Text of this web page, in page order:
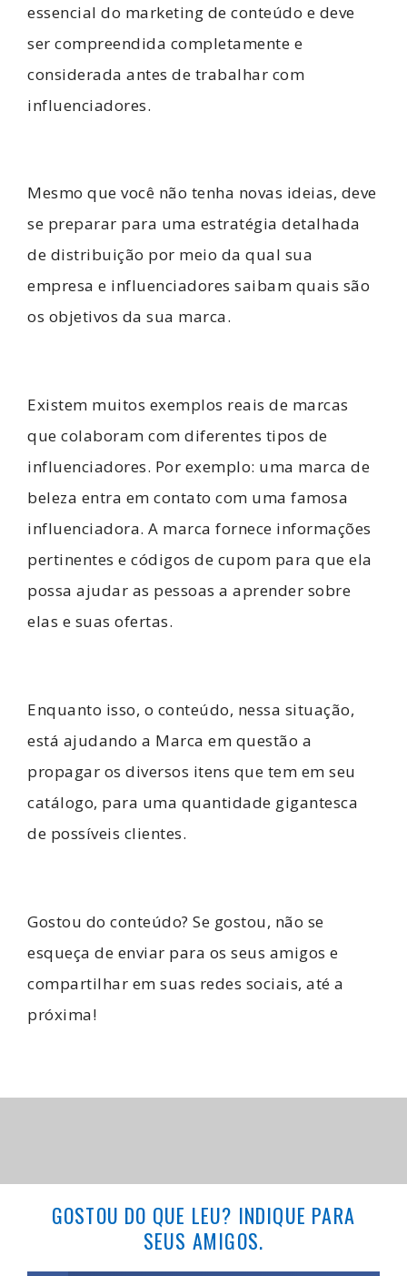
essencial do marketing de conteúdo e deve
ser compreendida completamente e
considerada antes de trabalhar com
influenciadores.
Mesmo que você não tenha novas ideias, deve
se preparar para uma estratégia detalhada
de distribuição por meio da qual sua
empresa e influenciadores saibam quais são
os objetivos da sua marca.
Existem muitos exemplos reais de marcas
que colaboram com diferentes tipos de
influenciadores. Por exemplo: uma marca de
beleza entra em contato com uma famosa
influenciadora. A marca fornece informações
pertinentes e códigos de cupom para que ela
possa ajudar as pessoas a aprender sobre
elas e suas ofertas.
Enquanto isso, o conteúdo, nessa situação,
está ajudando a Marca em questão a
propagar os diversos itens que tem em seu
catálogo, para uma quantidade gigantesca
de possíveis clientes.
Gostou do conteúdo? Se gostou, não se
esqueça de enviar para os seus amigos e
compartilhar em suas redes sociais, até a
próxima!
GOSTOU DO QUE LEU? INDIQUE PARA
SEUS AMIGOS.